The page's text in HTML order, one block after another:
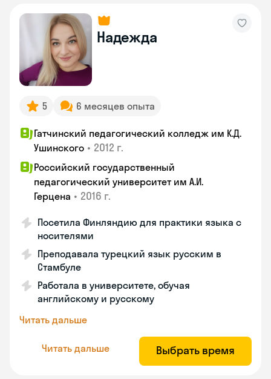
Надежда
5 6 месяцев опыта
Гатчинский педагогический колледж им К.Д.
Ушинского • 2012 г.
Российский государственный
педагогический университет им А.И.
Герцена • 2016 г.
Посетила Финляндию для практики языка с
носителями
Преподавала турецкий язык русским в
Стамбуле
Работала в университете, обучая
английскому и русскому
Читать дальше
Читать дальше Выбрать время